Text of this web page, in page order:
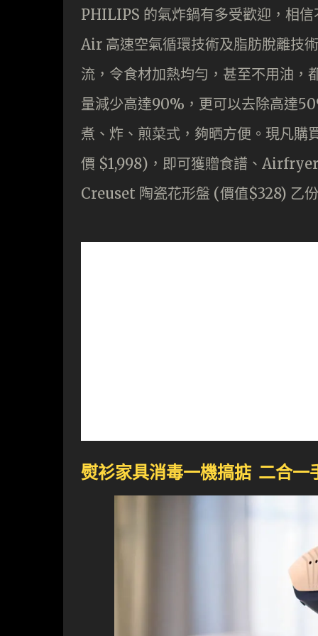
PHILIPS 的氣炸鍋有多受歡迎，相
Air 高速空氣循環技術及脂肪脫離技
流，令食材加熱均勻，甚至不用油，
量減少高達90%，更可以去除高達
煮、炸、煎菜式，夠晒方便。現凡
價 $1,998)，即可獲贈食譜、
Creuset 陶瓷花形盤 (價值$328) 乙份
熨衫家具消毒一機搞掂 二合一